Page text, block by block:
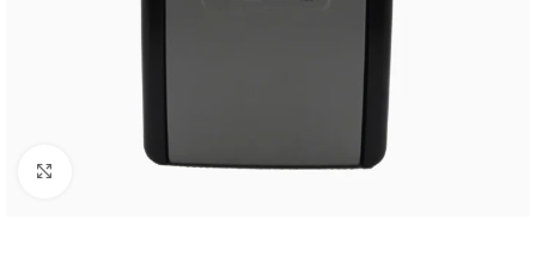
Click to enlarge